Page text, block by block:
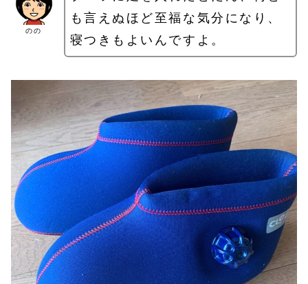
のの
も言えぬほど至福な気分になり、
寝つきもよいんですよ。